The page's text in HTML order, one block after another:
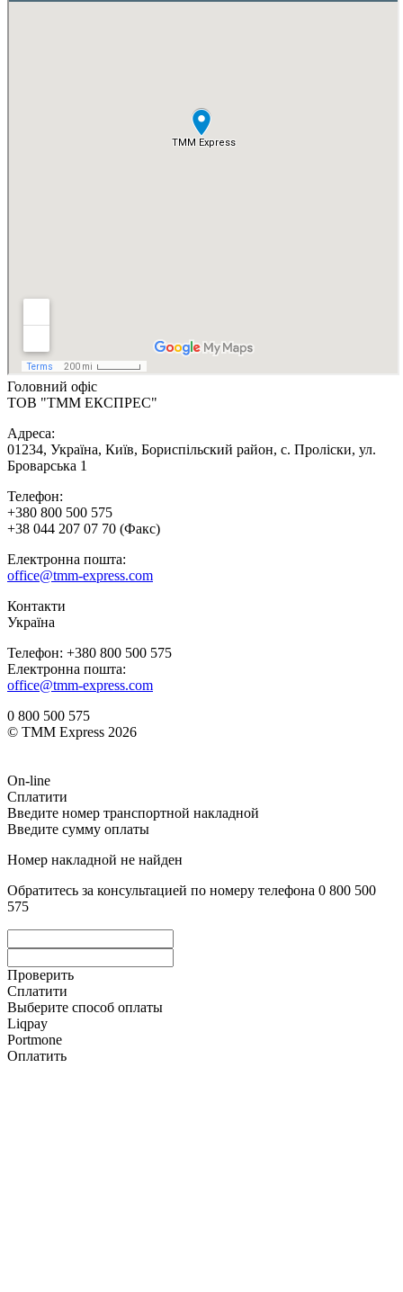
Головний офіс
ТОВ "ТММ ЕКСПРЕС"
Адреса:
01234, Україна, Київ, Бориспільский район, с. Проліски, ул.
Броварська 1
Телефон:
+380 800 500 575
+38 044 207 07 70 (Факс)
Електронна пошта:
office@tmm-express.com
Контакти
Україна
Телефон: +380 800 500 575
Електронна пошта:
office@tmm-express.com
0 800 500 575
© ТММ Express 2026
On-line
Сплатити
Введите номер транспортной накладной
Введите сумму оплаты
Номер накладной не найден
Обратитесь за консультацией по номеру телефона 0 800 500
575
Проверить
Сплатити
Выберите способ оплаты
Liqpay
Portmone
Оплатить